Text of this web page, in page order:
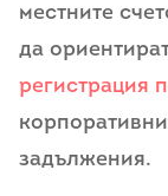
местните
да
регистрация
задължения.